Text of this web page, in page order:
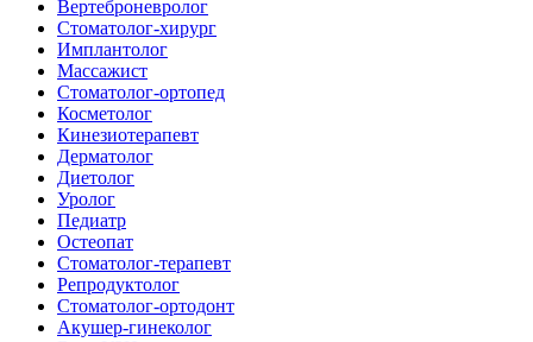
Вертеброневролог
Стоматолог-хирург
Имплантолог
Массажист
Стоматолог-ортопед
Косметолог
Кинезиотерапевт
Дерматолог
Диетолог
Уролог
Педиатр
Остеопат
Стоматолог-терапевт
Репродуктолог
Стоматолог-ортодонт
Акушер-гинеколог